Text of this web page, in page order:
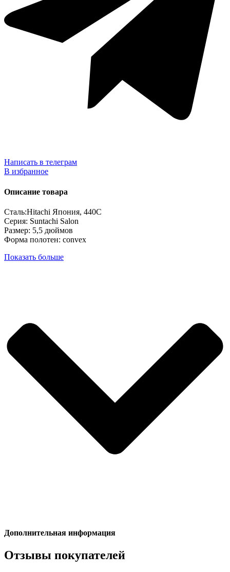
Написать в телеграм
В избранное
Описание товара
Сталь:Hitachi Япония, 440C
Серия: Suntachi Salon
Размер: 5,5 дюймов
Форма полотен: convex
Показать больше
Дополнительная информация
Отзывы покупателей